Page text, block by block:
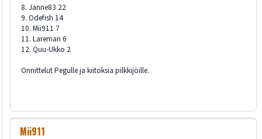
8. Janne83 22
9. Odefish 14
10. Mii911 7
11. Lareman 6
12. Quu-Ukko 2
Onnittelut Pegulle ja kiitoksia pilkkijöille.
Mii911